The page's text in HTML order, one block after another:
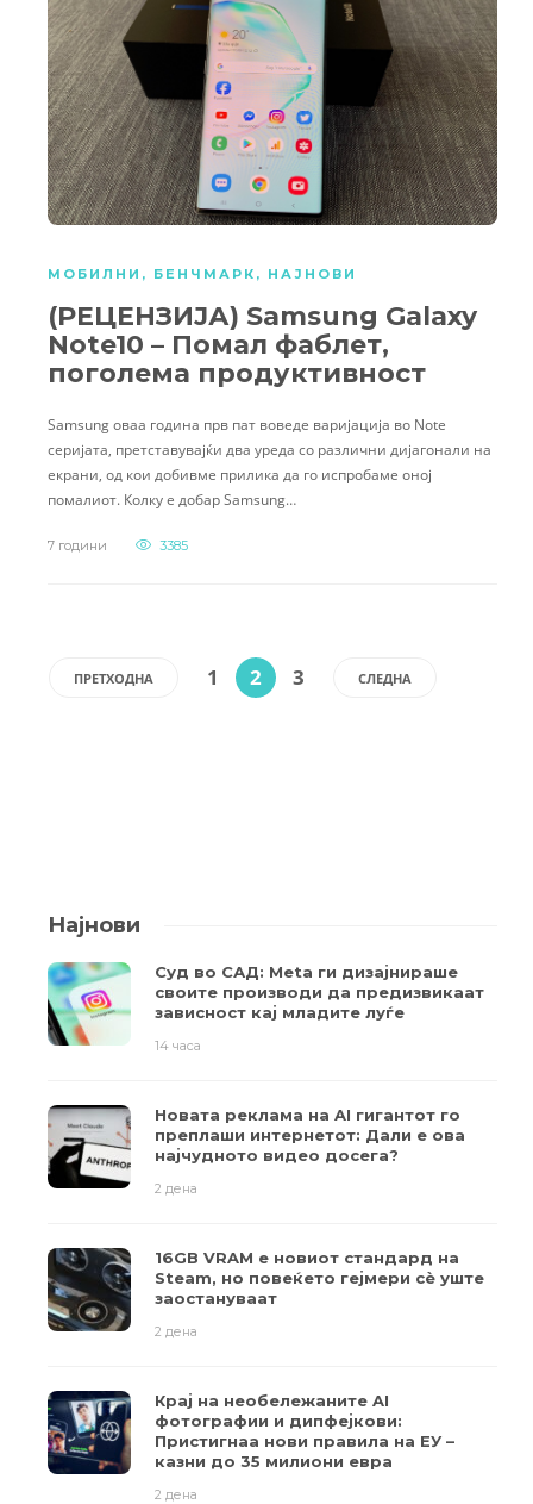
МОБИЛНИ , БЕНЧМАРК , НАЈНОВИ
(РЕЦЕНЗИЈА) Samsung Galaxy
Note10 – Помал фаблет,
поголема продуктивност
Samsung оваа година прв пат воведе варијација во Note
серијата, претставувајќи два уреда со различни дијагонали на
екрани, од кои добивме прилика да го испробаме оној
помалиот. Колку е добар Samsung…
7 години 3385
ПРЕТХОДНА 1 2 3 СЛЕДНА
Најнови
Суд во САД: Meta ги дизајнираше
своите производи да предизвикаат
зависност кај младите луѓе
14 часа
Новата реклама на AI гигантот го
преплаши интернетот: Дали е ова
најчудното видео досега?
2 дена
16GB VRAM е новиот стандард на
Steam, но повеќето гејмери ​​сè уште
заостануваат
2 дена
Крај на необележаните AI
фотографии и дипфејкови:
Пристигнаа нови правила на ЕУ –
казни до 35 милиони евра
2 дена